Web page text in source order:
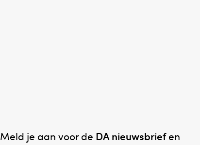
Meld je aan voor de DA nieuwsbriefen